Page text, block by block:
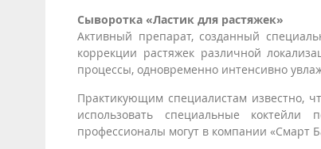
Сыворотка «Ластик для растяжек»
Активный препарат, созданный
коррекции растяжек различной
процессы, одновременно интенсивно
Практикующим специалистам известно,
использовать специальные коктейли
профессионалы могут в компании «Смарт